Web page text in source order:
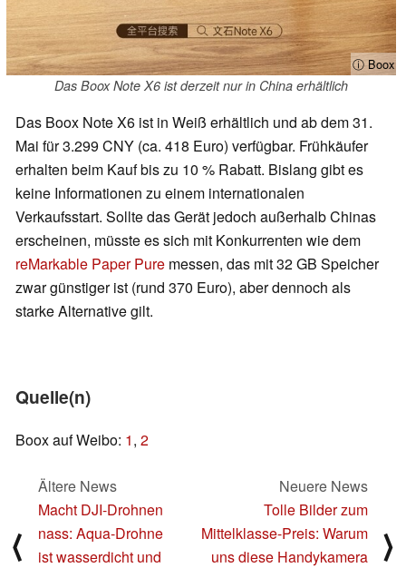
ⓘ Boox
Das Boox Note X6 ist derzeit nur in China erhältlich
Das Boox Note X6 ist in Weiß erhältlich und ab dem 31.
Mai für 3.299 CNY (ca. 418 Euro) verfügbar. Frühkäufer
erhalten beim Kauf bis zu 10 % Rabatt. Bislang gibt es
keine Informationen zu einem internationalen
Verkaufsstart. Sollte das Gerät jedoch außerhalb Chinas
erscheinen, müsste es sich mit Konkurrenten wie dem
reMarkable Paper Pure messen, das mit 32 GB Speicher
zwar günstiger ist (rund 370 Euro), aber dennoch als
starke Alternative gilt.
Quelle(n)
Boox auf Weibo: 1, 2
⟨
Ältere News
Macht DJI-Drohnen
nass: Aqua-Drohne
ist wasserdicht und
Neuere News
Tolle Bilder zum
Mittelklasse-Preis: Warum
uns diese Handykamera
⟩